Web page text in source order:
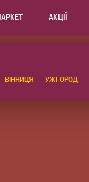
АКЦІЇ
ВІННИЦЯ УЖГОРОД